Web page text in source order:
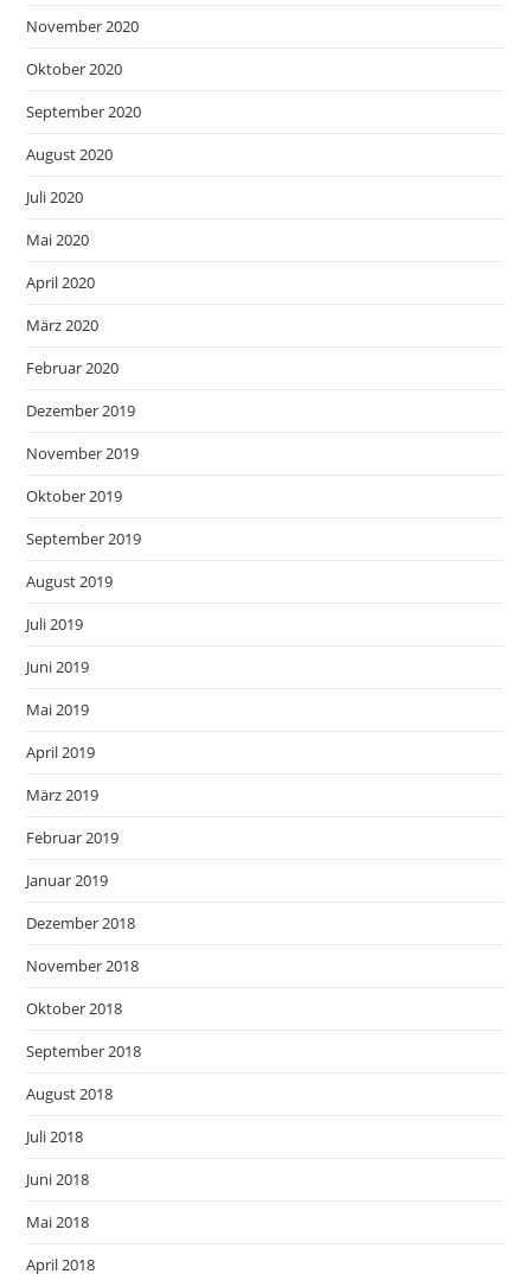
November 2020
Oktober 2020
September 2020
August 2020
Juli 2020
Mai 2020
April 2020
März 2020
Februar 2020
Dezember 2019
November 2019
Oktober 2019
September 2019
August 2019
Juli 2019
Juni 2019
Mai 2019
April 2019
März 2019
Februar 2019
Januar 2019
Dezember 2018
November 2018
Oktober 2018
September 2018
August 2018
Juli 2018
Juni 2018
Mai 2018
April 2018